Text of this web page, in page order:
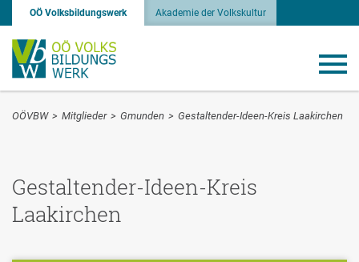
OÖ Volksbildungswerk Akademie der Volkskultur
OÖVBW > Mitglieder > Gmunden > Gestaltender-Ideen-Kreis Laakirchen
Gestaltender-Ideen-Kreis
Laakirchen